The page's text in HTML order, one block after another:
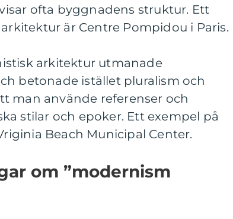
ofta byggnadens struktur. Ett
är Centre Pompidou i Paris.
arkitektur utmanade
betonade istället pluralism och
man använde referenser och
stilar och epoker. Ett exempel på
Beach Municipal Center.
om ”modernism